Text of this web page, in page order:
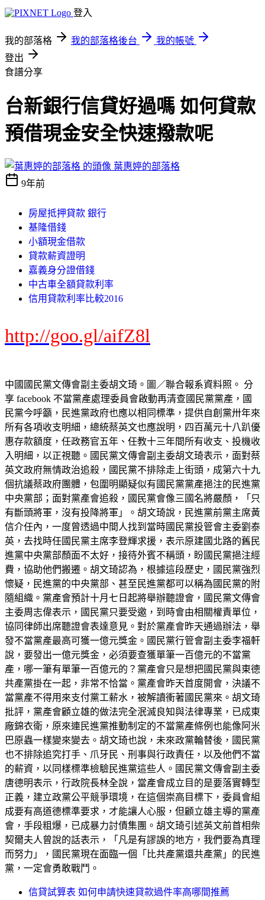
登入
我的部落格 我的部落格後台
我的帳號
登出
食譜分享
台新銀行信貸好過嗎 如何貸款
預借現金安全快速撥款呢
葉惠婷的部落格
9年前
房屋抵押貸款 銀行
基隆借錢
小額現金借款
貸款薪資證明
嘉義身分證借錢
中古車全額貸款利率
信用貸款利率比較2016
http://goo.gl/aifZ8l
中國國民黨文傳會副主委胡文琦。圖／聯合報系資料照。 分
享 facebook 不當黨產處理委員會啟動再清查國民黨黨產，國
民黨今呼籲，民進黨政府也應以相同標準，提供自創黨卅年來
所有各項收支明細，總統蔡英文也應說明，四百萬元十八趴優
惠存款額度，任政務官五年、任教十三年間所有收支、投機收
入明細，以正視聽。國民黨文傳會副主委胡文琦表示，面對蔡
英文政府無情政治追殺，國民黨不排除走上街頭，成第六十九
個抗議蔡政府團體，包圍明顯疑似有國民黨黨產挹注的民進黨
中央黨部；面對黨產會追殺，國民黨會像三國名將嚴顏，「只
有斷頭將軍，沒有投降將軍」。胡文琦說，民進黨前黨主席黃
信介任內，一度曾透過中間人找到當時國民黨投管會主委劉泰
英，去找時任國民黨主席李登輝求援，表示原建國北路的舊民
進黨中央黨部顏面不太好，接待外賓不稱頭，盼國民黨挹注經
費，協助他們搬遷。胡文琦認為，根據這段歷史，國民黨強烈
懷疑，民進黨的中央黨部、甚至民進黨都可以稱為國民黨的附
隨組織。黨產會預計十月七日起將舉辦聽證會，國民黨文傳會
主委周志偉表示，國民黨只要受邀，到時會由相關權責單位，
協同律師出席聽證會表達意見。對於黨產會昨天通過辦法，舉
發不當黨產最高可獲一億元獎金。國民黨行管會副主委李福軒
說，要發出一億元獎金，必須要查獲單筆一百億元的不當黨
產，哪一筆有單筆一百億元的？黨產會只是想把國民黨與東德
共產黨掛在一起，非常不恰當。黨產會昨天首度開會，決議不
當黨產不得用來支付黨工薪水，被解讀衝著國民黨來。胡文琦
批評，黨產會顧立雄的做法完全泯滅良知與法律專業，已成東
廠錦衣衛，原來連民進黨推動制定的不當黨產條例也能像阿米
巴原蟲一樣變來變去。胡文琦也說，未來政黨輪替後，國民黨
也不排除追究打手、爪牙民、刑事與行政責任，以及他們不當
的薪資，以同樣標準檢驗民進黨這些人。國民黨文傳會副主委
唐德明表示，行政院長林全說，當產會成立目的是要落實轉型
正義，建立政黨公平競爭環境，在這個崇高目標下，委員會組
成要有高道德標準要求，才能讓人心服，但顧立雄主導的黨產
會，手段粗爆，已成暴力討債集團。胡文琦引述英文前首相柴
契爾夫人曾說的話表示，「凡是有謬誤的地方，我們要為真理
而努力」，國民黨現在面臨一個「比共產黨還共產黨」的民進
黨，一定會勇敢戰鬥。
信貸試算表 如何申請快速貸款過件率高哪間推薦